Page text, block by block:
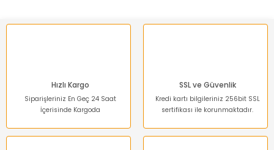
Hızlı Kargo
Siparişleriniz En Geç 24 Saat
İçerisinde Kargoda
SSL ve Güvenlik
Kredi kartı bilgileriniz 256bit SSL
sertifikası ile korunmaktadır.